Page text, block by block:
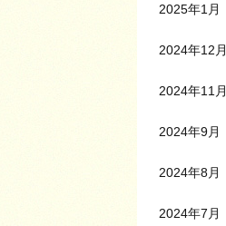
2025年1月
2024年12月
2024年11月
2024年9月
2024年8月
2024年7月